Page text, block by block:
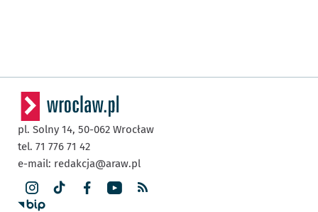
pl. Solny 14, 50-062 Wrocław
tel. 71 776 71 42
e-mail: redakcja@araw.pl